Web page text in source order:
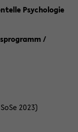
Psychologie
/
2023)